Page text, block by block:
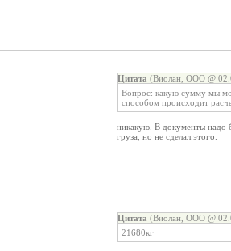
Цитата (Виолан, ООО @
Вопрос: какую сумму мы
способом происходит
никакую. В документы надо
груза, но не сделал этого.
Цитата (Виолан, ООО @
21680кг